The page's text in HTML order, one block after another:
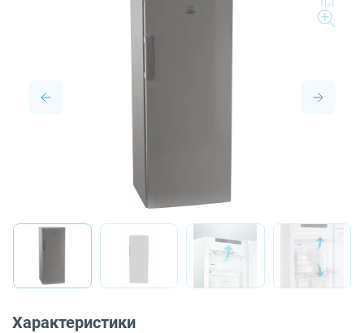
Микроволновые печи
О бренде
Характеристики